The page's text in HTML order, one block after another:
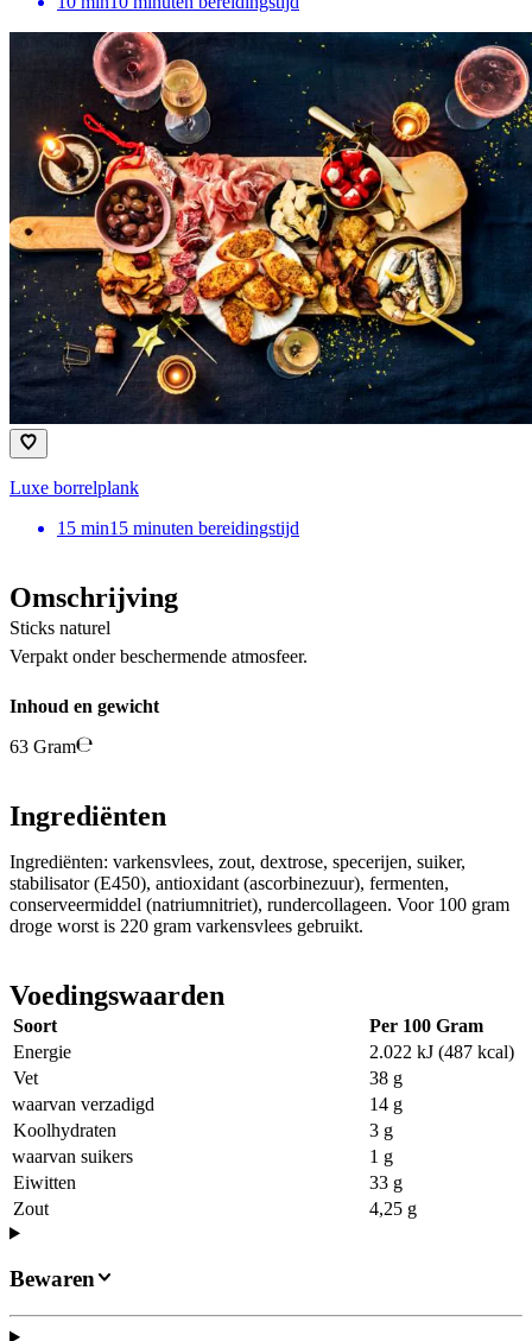
Luxe borrelplank
15 min15 minuten bereidingstijd
Omschrijving
Sticks naturel
Verpakt onder beschermende atmosfeer.
Inhoud en gewicht
63 Gram
Ingrediënten
Ingrediënten: varkensvlees, zout, dextrose, specerijen, suiker,
stabilisator (E450), antioxidant (ascorbinezuur), fermenten,
conserveermiddel (natriumnitriet), rundercollageen. Voor 100 gram
droge worst is 220 gram varkensvlees gebruikt.
Voedingswaarden
Soort
Per 100 Gram
Energie
2.022 kJ (487 kcal)
Vet
38 g
waarvan verzadigd
14 g
Koolhydraten
3 g
waarvan suikers
1 g
Eiwitten
33 g
Zout
4,25 g
Bewaren